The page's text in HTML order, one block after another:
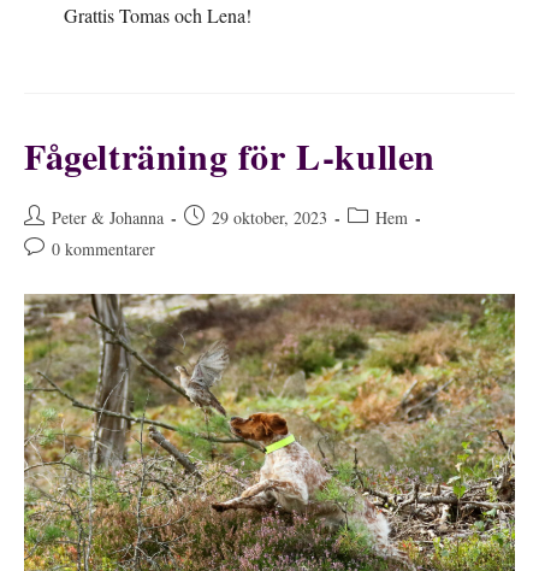
Grattis Tomas och Lena!
Fågelträning för L-kullen
Inläggsförfattare:
Peter & Johanna
Inlägget29 oktober, 2023 Inläggskategori:
Hem
Kommentarer
inlägget:
0 kommentarer